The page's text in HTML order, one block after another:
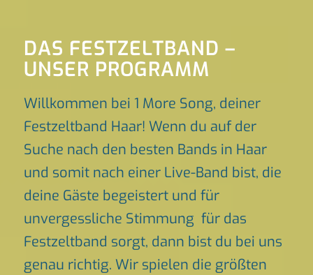
DAS FESTZELTBAND –
UNSER PROGRAMM
Willkommen bei 1 More Song, deiner
Festzeltband Haar! Wenn du auf der
Suche nach den besten Bands in Haar
und somit nach einer Live-Band bist, die
deine Gäste begeistert und für
unvergessliche Stimmung für das
Festzeltband sorgt, dann bist du bei uns
genau richtig. Wir spielen die größten